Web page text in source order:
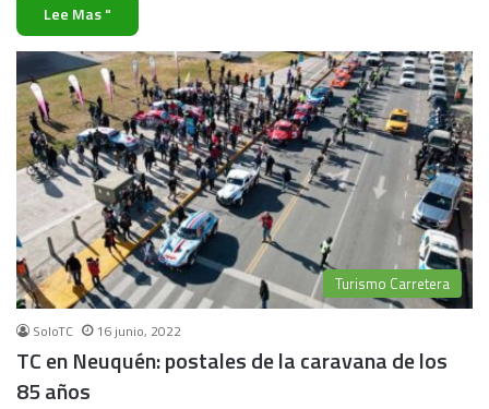
Lee Mas "
Turismo Carretera
SoloTC 16 junio, 2022
TC en Neuquén: postales de la caravana de los
85 años